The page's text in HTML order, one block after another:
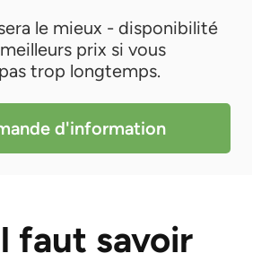
le mieux - disponibilité
prix si vous
trop longtemps.
d'information
faut savoir